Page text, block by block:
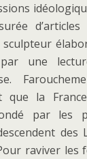
une
que la
par les
des
raviver